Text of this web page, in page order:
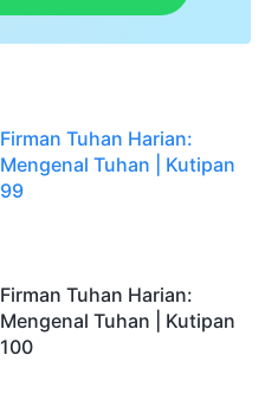
Firman Tuhan Harian:
Mengenal Tuhan | Kutipan
99
Firman Tuhan Harian:
Mengenal Tuhan | Kutipan
100